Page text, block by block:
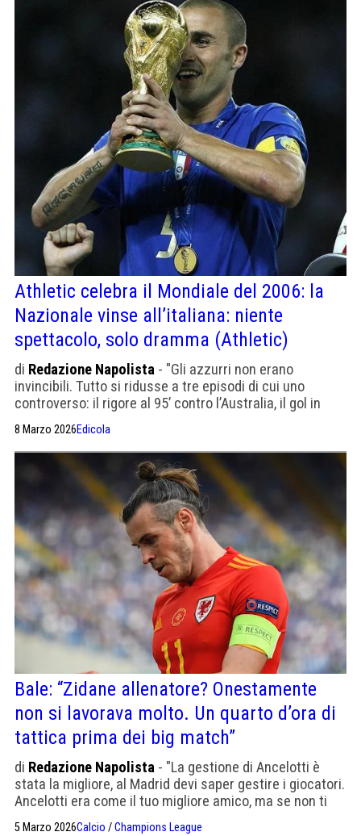
Athletic celebra il Mondiale del 2006: la
Nazionale vinse all’italiana: niente
spettacolo, solo dramma (Athletic)
di Redazione Napolista - "Gli azzurri non erano
invincibili. Tutto si ridusse a tre episodi di cui uno
controverso: il rigore al 95’ contro l’Australia, il gol in
la Francia". Più la testata di Zidane.
8 Marzo 2026Edicola
Bale: “Zidane allenatore? Onestamente
non si lavorava molto. Un quarto d’ora di
tattica prima dei big match”
di Redazione Napolista - "La gestione di Ancelotti è
stata la migliore, al Madrid devi saper gestire i giocatori.
Ancelotti era come il tuo migliore amico, ma se non ti
allenavi bene, massacrava chiunque".
5 Marzo 2026Calcio /Champions League